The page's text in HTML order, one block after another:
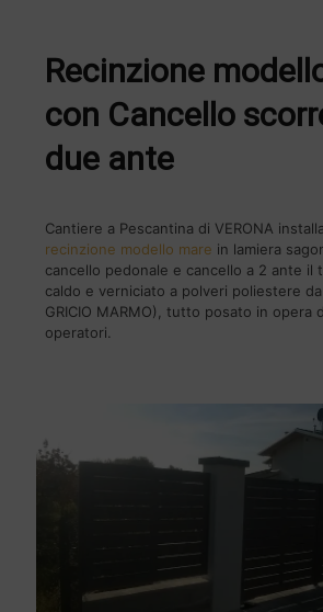
Recinzione
con Cancello
due ante
Cantiere a Pescantina di VERONA
recinzione modello mare in lamiera
cancello pedonale e cancello a 2 ante il
caldo e verniciato a polveri poliestere
GRICIO MARMO), tutto posato in opera
operatori.